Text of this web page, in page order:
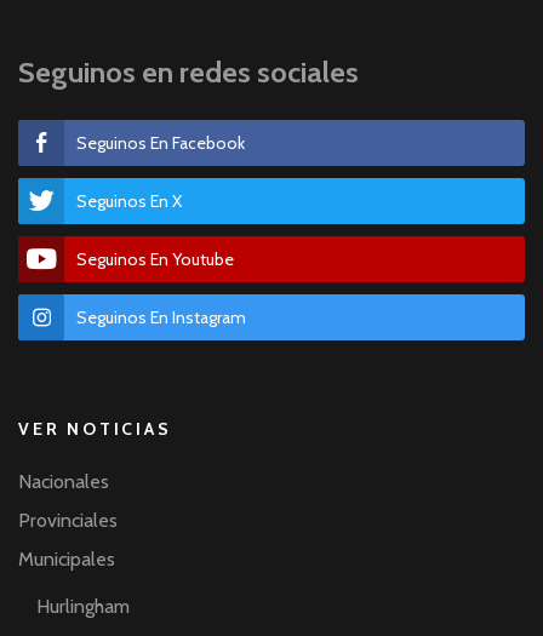
Seguinos en redes sociales
Seguinos En Facebook
Seguinos En X
Seguinos En Youtube
Seguinos En Instagram
VER NOTICIAS
Nacionales
Provinciales
Municipales
Hurlingham